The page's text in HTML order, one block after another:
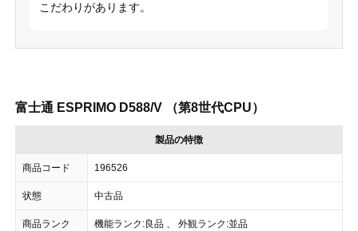
こだわりがあります。
富士通 ESPRIMO D588/V （第8世代CPU）
製品の特徴
商品コード 196526
状態 中古品
商品ランク 機能ランク:良品 、 外観ランク:並品